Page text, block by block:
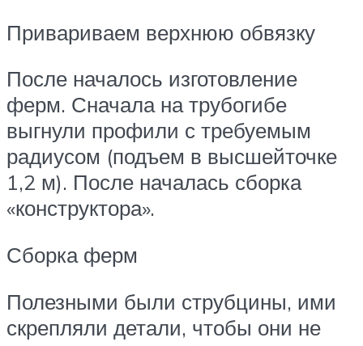
Привариваем верхнюю обвязку
После началось изготовление
ферм. Сначала на трубогибе
выгнули профили с требуемым
радиусом (подъем в высшейточке
1,2 м). После началась сборка
«конструктора».
Сборка ферм
Полезными были струбцины, ими
скрепляли детали, чтобы они не